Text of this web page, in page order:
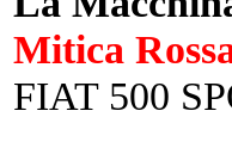
Mitica
FIAT 500